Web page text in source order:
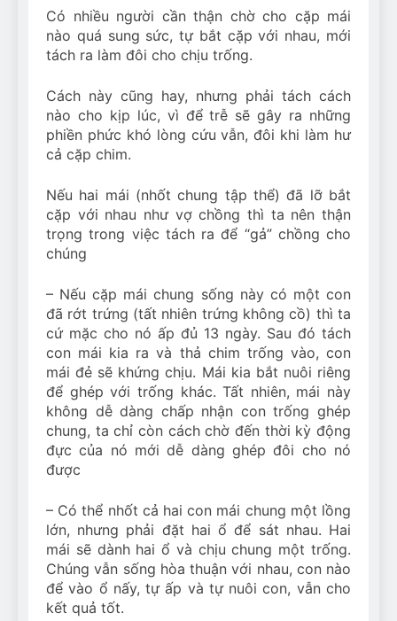
Có nhiều người cần thận chờ cho cặp mái
nào quá sung sức, tự bắt cặp với nhau, mới
tách ra làm đôi cho chịu trống.
Cách này cũng hay, nhưng phải tách cách
nào cho kịp lúc, vì để trễ sẽ gây ra những
phiền phức khó lòng cứu vẫn, đôi khi làm hư
cả cặp chim.
Nếu hai mái (nhốt chung tập thể) đã lỡ bắt
cặp với nhau như vợ chồng thì ta nên thận
trọng trong việc tách ra để “gả” chồng cho
chúng
– Nếu cặp mái chung sống này có một con
đã rớt trứng (tất nhiên trứng không cồ) thì ta
cứ mặc cho nó ấp đủ 13 ngày. Sau đó tách
con mái kia ra và thả chim trống vào, con
mái đẻ sẽ khứng chịu. Mái kia bắt nuôi riêng
để ghép với trống khác. Tất nhiên, mái này
không dễ dàng chấp nhận con trống ghép
chung, ta chỉ còn cách chờ đến thời kỳ động
đực của nó mới dễ dàng ghép đôi cho nó
được
– Có thể nhốt cả hai con mái chung một lồng
lớn, nhưng phải đặt hai ổ để sát nhau. Hai
mái sẽ dành hai ổ và chịu chung một trống.
Chúng vẫn sống hòa thuận với nhau, con nào
để vào ổ nấy, tự ấp và tự nuôi con, vẫn cho
kết quả tốt.